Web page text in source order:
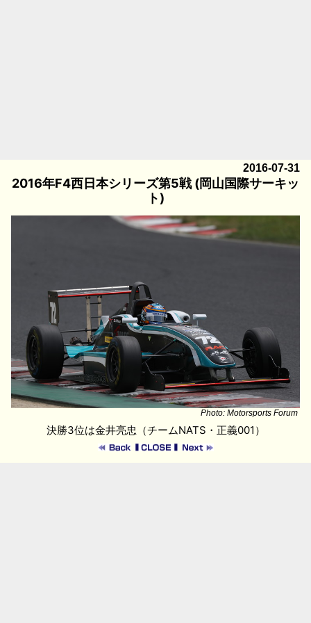
2016-07-31
2016年F4西日本シリーズ第5戦 (岡山国際サーキッ
ト)
Photo: Motorsports Forum
決勝3位は金井亮忠（チームNATS・正義001）